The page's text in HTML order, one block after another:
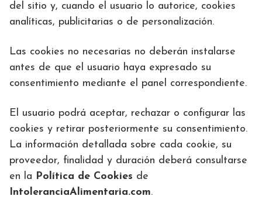
del sitio y, cuando el usuario lo autorice, cookies
analíticas, publicitarias o de personalización.
Las cookies no necesarias no deberán instalarse
antes de que el usuario haya expresado su
consentimiento mediante el panel correspondiente.
El usuario podrá aceptar, rechazar o configurar las
cookies y retirar posteriormente su consentimiento.
La información detallada sobre cada cookie, su
proveedor, finalidad y duración deberá consultarse
en la Política de Cookies de
IntoleranciaAlimentaria.com.